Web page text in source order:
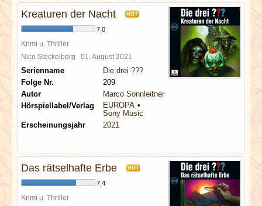
Kreaturen der Nacht HOT
7,0
Krimi u. Thriller
Nico Steckelberg 01. August 2021
Serienname
Die drei ???
Folge Nr.
209
Autor
Marco Sonnleitner
Hörspiellabel/Verlag
EUROPA
Sony Music
Erscheinungsjahr
2021
Das rätselhafte Erbe HOT
7,4
Krimi u. Thriller